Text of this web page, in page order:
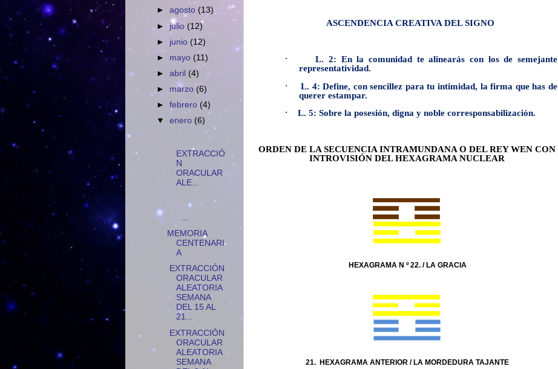
ASCENDENCIA CREATIVA DEL SIGNO
·
L. 2: En la comunidad te alinearás con los de semejante
representatividad.
·
L. 4: Define, con sencillez para tu intimidad, la firma que has de
querer estampar.
· L. 5: Sobre la posesión, digna y noble corresponsabilización.
ORDEN DE LA SECUENCIA INTRAMUNDANA O DEL REY WEN CON
INTROVISIÓN DEL HEXAGRAMA NUCLEAR
HEXAGRAMA N º 22. / LA GRACIA
21. HEXAGRAMA ANTERIOR / LA MORDEDURA TAJANTE
►agosto(13)
► julio (12)
► junio (12)
► mayo (11)
►abril (4)
► marzo(6)
►febrero(4)
▼enero (6)
EXTRACCIÓ
N
ORACULAR
ALE...
...
MEMORIA
CENTENARI
A
EXTRACCIÓN
ORACULAR
ALEATORIA
SEMANA
DEL 15 AL
21...
EXTRACCIÓN
ORACULAR
ALEATORIA
SEMANA